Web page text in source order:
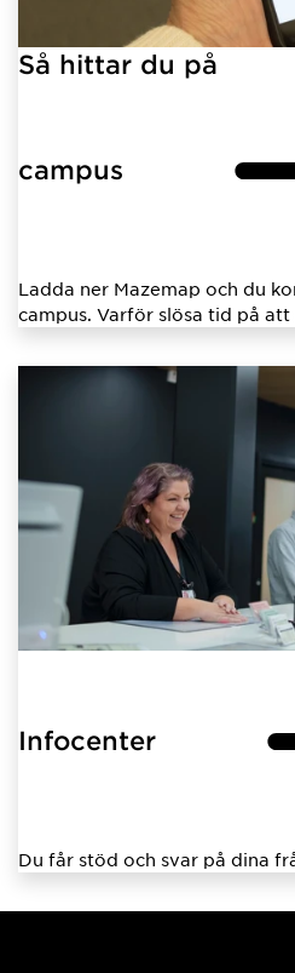
Så hittar du på
campus
Ladda ner Mazemap och du
campus. Varför slösa tid på att
Infocenter
Du får stöd och svar på dina